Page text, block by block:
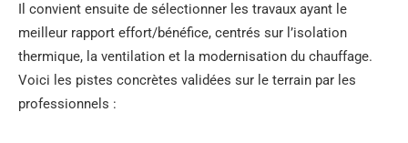
Il convient ensuite de sélectionner les travaux ayant le
meilleur rapport effort/bénéfice, centrés sur l’isolation
thermique, la ventilation et la modernisation du chauffage.
Voici les pistes concrètes validées sur le terrain par les
professionnels :